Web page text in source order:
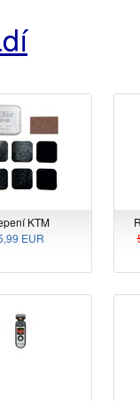
KTM
EUR